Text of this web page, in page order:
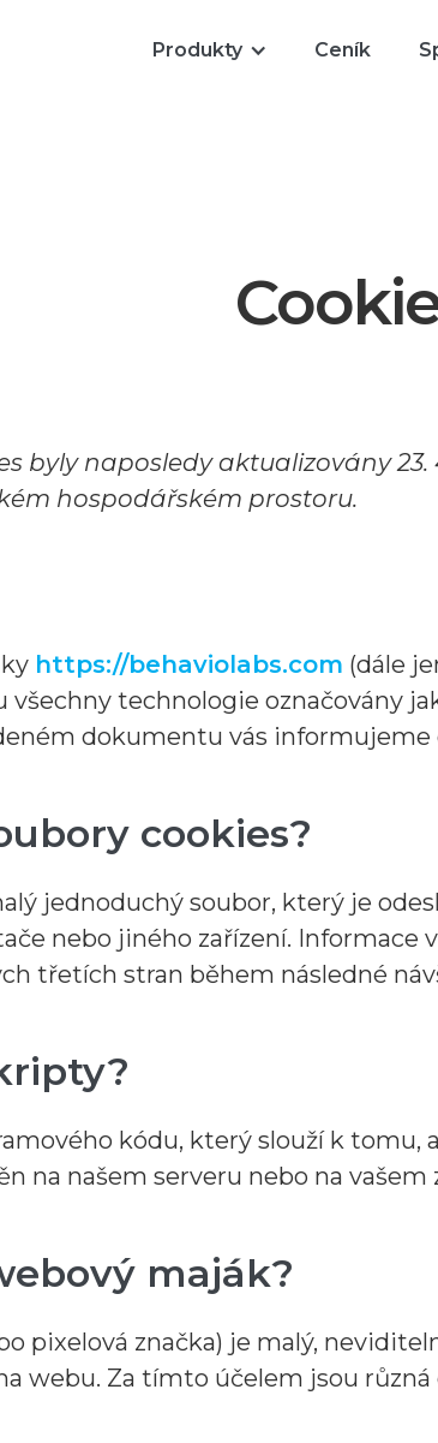
Produkty Ceník
byly naposledy aktualizovány
hospodářském prostoru.
https://behaviolabs.com (dále
všechny technologie označovány
dokumentu vás informujeme
cookies?
jednoduchý soubor, který je
nebo jiného zařízení.
třetích stran během následné
kódu, který slouží k tomu,
na našem serveru nebo na vašem
maják?
pixelová značka) je malý,
webu. Za tímto účelem jsou